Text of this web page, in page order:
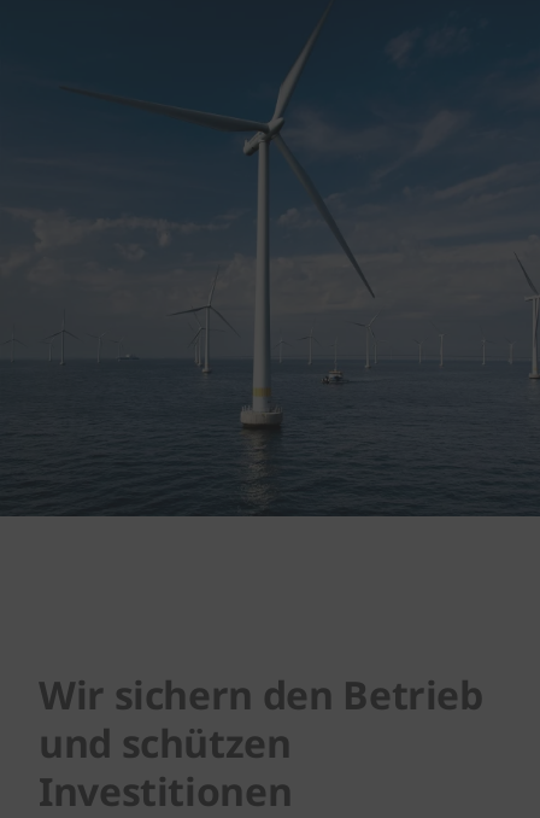
Wir sichern den Betrieb
und schützen
Investitionen